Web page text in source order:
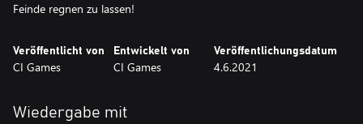
Feinde regnen zu lassen!
Veröffentlicht von
CI Games
Entwickelt von
CI Games
Veröffentlichungsdatum
4.6.2021
Wiedergabe mit